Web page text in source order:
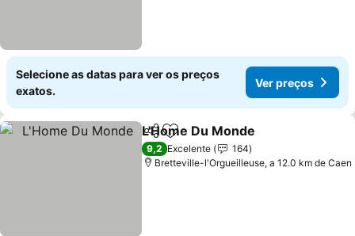
Selecione as datas para ver os preços
exatos.
Ver preços
PartilharAdicionar aos favoritos
L'Home Du Monde
9,2 Excelente
164
Bretteville-l'Orgueilleuse, a 12.0 km de Caen